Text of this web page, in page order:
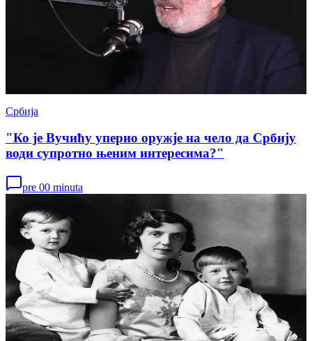
Србија
"Ко је Вучићу уперио оружје на чело да Србију
води супротно њеним интересима?"
pre 00 minuta